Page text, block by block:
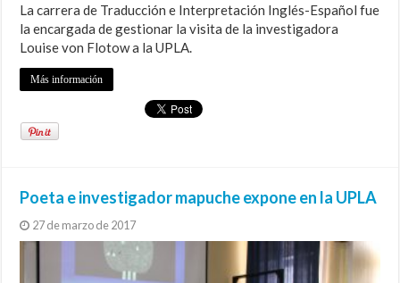
La carrera de Traducción e Interpretación Inglés-Español fue
la encargada de gestionar la visita de la investigadora
Louise von Flotow a la UPLA.
Más información
Poeta e investigador mapuche expone en la UPLA
27 de marzo de 2017